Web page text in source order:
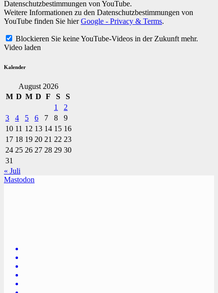
Datenschutzbestimmungen von YouTube.
Weitere Informationen zu den Datenschutzbestimmungen von
YouTube finden Sie hierGoogle - Privacy & Terms.
Blockieren Sie keine YouTube-Videos in der Zukunft mehr.
Video laden
Kalender
August 2026
M D M D F S
S
1
2
3
4 5 6 7 8
9
10 11 12 13 14 15 16
17 18 19 20 21 22 23
24 25 26 27 28 29 30
31
« Juli
Mastodon